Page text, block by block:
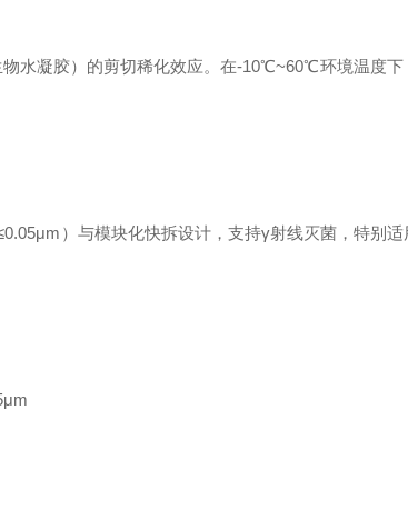
水凝胶）的剪切稀化效应。在-10℃~60℃环境温度下
）与模块化快拆设计，支持γ射线灭菌，特别